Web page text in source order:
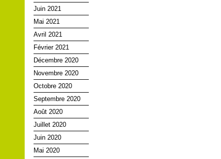
Juin 2021
Mai 2021
Avril 2021
Février 2021
Décembre 2020
Novembre 2020
Octobre 2020
Septembre 2020
Août 2020
Juillet 2020
Juin 2020
Mai 2020